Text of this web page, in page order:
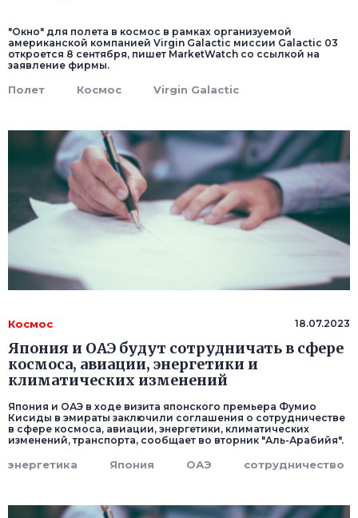
"Окно" для полета в космос в рамках организуемой
американской компанией Virgin Galactic миссии Galactic 03
откроется 8 сентября, пишет MarketWatch со ссылкой на
заявление фирмы.
Полет Космос Virgin Galactic
Космос 18.07.2023
Япония и ОАЭ будут сотрудничать в сфере
космоса, авиации, энергетики и
климатических изменений
Япония и ОАЭ в ходе визита японского премьера Фумио
Кисиды в эмираты заключили соглашения о сотрудничестве
в сфере космоса, авиации, энергетики, климатических
изменений, транспорта, сообщает во вторник "Аль-Арабийя".
энергетика Япония ОАЭ сотрудничество